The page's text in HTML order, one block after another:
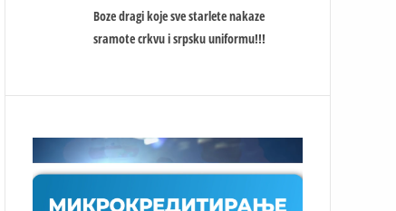
Boze dragi koje sve starlete nakaze
sramote crkvu i srpsku uniformu!!!